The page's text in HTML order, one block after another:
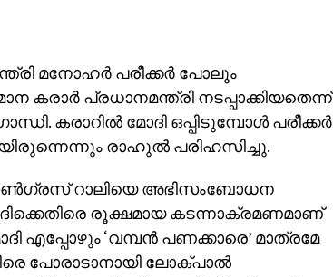
മനോഹര്‍ പരീക്കര്‍ പോലും
കരാര്‍ പ്രധാനമന്ത്രി നടപ്പാക്കിയതെന്ന്
മോദി ഒപ്പിടുമ്പോള്‍ പരീക്കര്‍
രാഹുല്‍ പരിഹസിച്ചു.
റാലിയെ അഭിസംബോധന
രൂക്ഷമായ കടന്നാക്രമണമാണ്
എപ്പോഴും ‘വമ്പന്‍ പണക്കാരെ’ മാത്രമേ
പോരാടാനായി ലോക്പാല്‍